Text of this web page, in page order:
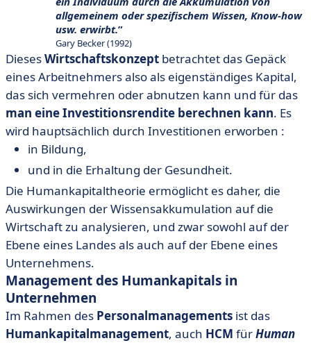
allgemeinem oder spezifischem Wissen, Know-how
usw. erwirbt.
Gary Becker (1992)
DiesesWirtschaftskonzept betrachtet das Gepäck
eines Arbeitnehmers also als eigenständiges Kapital,
das sich vermehren oder abnutzen kann und für das
man eine Investitionsrendite berechnen kann. Es
wird hauptsächlich durch Investitionen erworben :
in Bildung,
und in die Erhaltung der Gesundheit.
Die Humankapitaltheorie ermöglicht es daher, die
Auswirkungen der Wissensakkumulation auf die
Wirtschaft zu analysieren, und zwar sowohl auf der
Ebene eines Landes als auch auf der Ebene eines
Unternehmens.
Management des Humankapitals in
Unternehmen
Im Rahmen des Personalmanagements ist das
Humankapitalmanagement, auch HCM fürHuman